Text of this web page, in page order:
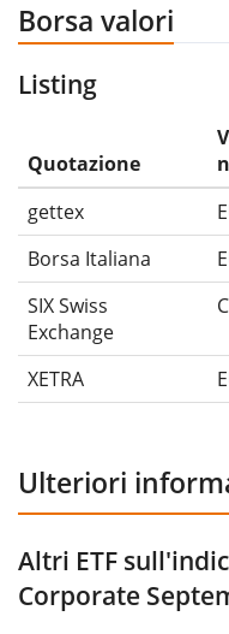
Borsa valori
Listing
Quotazione
gettex
Borsa Italiana
SIX Swiss
Exchange
XETRA
Ulteriori
Altri ETF
Corporate